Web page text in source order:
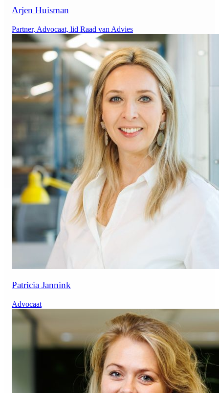
Arjen Huisman
Partner, Advocaat, lid Raad van Advies
Patricia Jannink
Advocaat